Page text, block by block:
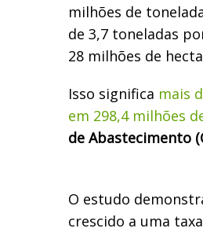
milhões de
de 3,7 toneladas
28 milhões de
Isso significa mais
em 298,4 milhões
de Abastecimento
O estudo
crescido a uma